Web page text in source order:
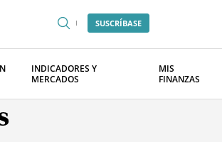
SUSCRÍBASE
INDICADORES Y
MERCADOS
MIS
FINANZAS